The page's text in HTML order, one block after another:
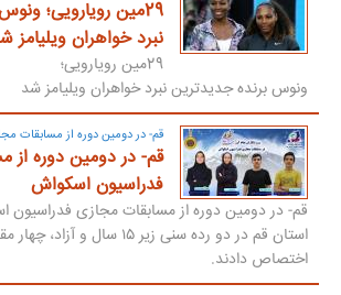
29مین رویارویی؛
نبرد خواهران ویلیامز
29مین رویارویی؛
ونوس برنده جدیدترین نبرد خواهران ویلیامز شد
قم- در دومین دوره از مسابقات
قم- در دومین دوره از
فدراسیون اسکواش
قم- در دومین دوره از مسابقات مجازی فدراسیون
استان قم در دو رده سنی زیر ۱۵ سال و
اختصاص دادند.